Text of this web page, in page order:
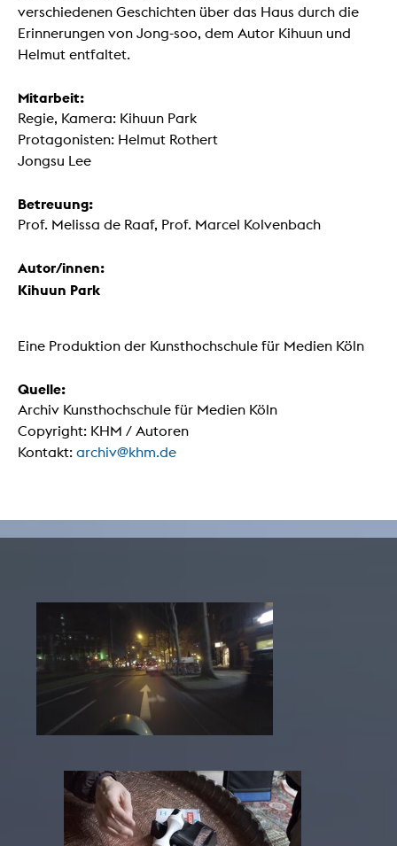
verschiedenen Geschichten über das Haus durch die
Erinnerungen von Jong-soo, dem Autor Kihuun und
Helmut entfaltet.
Mitarbeit:
Regie, Kamera: Kihuun Park
Protagonisten: Helmut Rothert
Jongsu Lee
Betreuung:
Prof. Melissa de Raaf, Prof. Marcel Kolvenbach
Autor/innen:
Kihuun Park
Eine Produktion der Kunsthochschule für Medien Köln
Quelle:
Archiv Kunsthochschule für Medien Köln
Copyright: KHM / Autoren
Kontakt: archiv@khm.de